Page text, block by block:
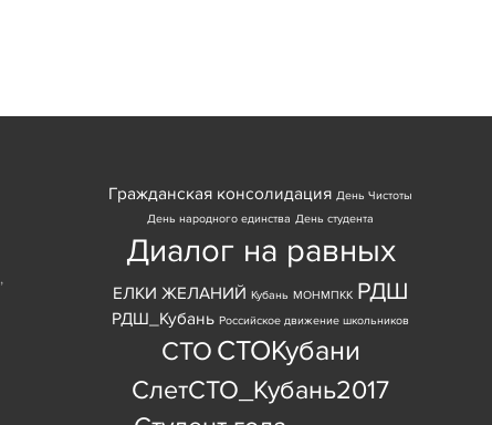
,
Гражданская консолидация День Чистоты
День народного единства День студента
Диалог на равных
ЕЛКИ ЖЕЛАНИЙ Кубань МОНМПКК РДШ
РДШ_Кубань Российское движение школьников
СТО СТОКубани
СлетСТО_Кубань2017